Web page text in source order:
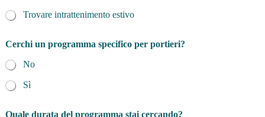
Trovare intrattenimento estivo
Cerchi un programma specifico per portieri?
No
Sì
Quale durata del programma stai cercando?